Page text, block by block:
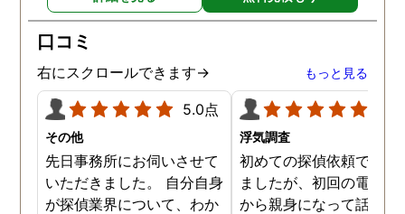
ていて、周りの人たちの
かげで夫と離婚ができそ
口コミ
右にスクロールできます→ もっと見る
5.0点
その他
先日事務所にお伺いさせて
いただきました。 自分自身
が探偵業界について、わか
浮気調査
初めての探偵依頼で緊張
ましたが、初回の電話相
から親身になって話を聞